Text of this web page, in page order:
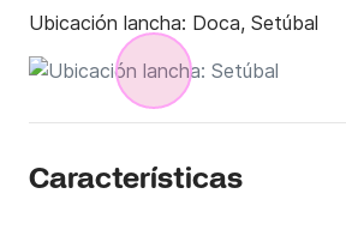
Ubicación lancha: Doca, Setúbal
Características